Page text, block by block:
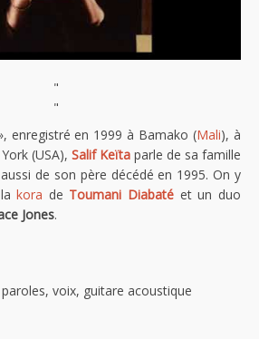
"
"
enregistré en 1999 à Bamako (Mali), à
(USA), Salif Keïta parle de sa famille
de son père décédé en 1995. On y
lakora de Toumani Diabaté et un duo
Jones.
voix, guitare acoustique